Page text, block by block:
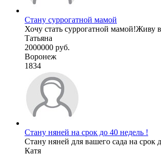
Стану суррогатной мамой
Хочу стать суррогатной
Татьяна
2000000 руб.
Воронеж
1834
Стану няней на срок до 40 недель !
Стану няней для вашего сада на срок
Катя